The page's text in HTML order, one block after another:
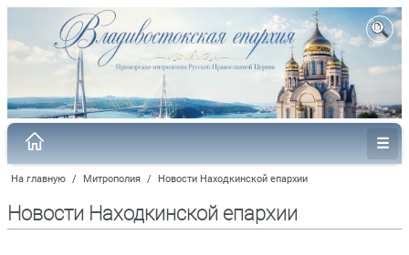
На главную / Митрополия / Новости Находкинской епархии
Новости Находкинской епархии